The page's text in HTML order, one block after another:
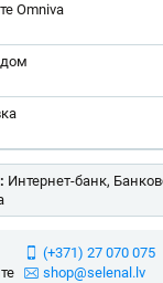
Omniva
Интернет-банк,
(+371) 27 070 075
shop@selenal.lv